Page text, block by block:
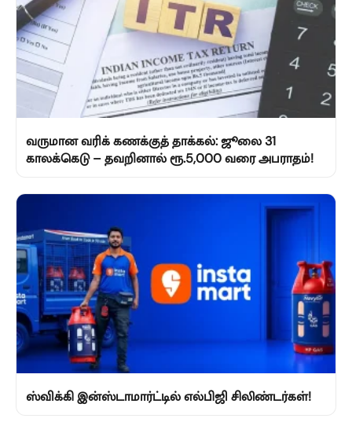
வருமான வரிக் கணக்குத் தாக்கல்: ஜூலை 31
காலக்கெடு – தவறினால் ரூ.5,000 வரை அபராதம்!
ஸ்விக்கி இன்ஸ்டாமார்ட்டில் எல்பிஜி சிலிண்டர்கள்!